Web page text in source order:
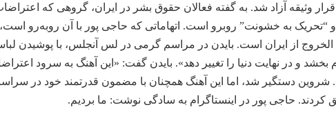
قرار وثیقه آزاد شد. به گفته فعالان حقوق بشر در ایران، گروهی که
نظام” و “تحریک به خشونت” روبرو است. اتهاماتی که حاجی پور با آن
از ایران است. بایدن در مراسم گرمی در لس آنجلس، با پوشیدن
بخشد و در نهایت دنیا را تغییر دهد». بایدن گفت: «این آهنگ به سرود
شروین دستگیر شد، اما این آهنگ همچنان با مضمون قدرتمند خود در
کردند. حاجی پور در اینستاگرام به سادگی نوشت: ما بردیم.